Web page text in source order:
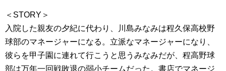
＜STORY＞
入院した親友の夕紀に代わり、川島みなみは程久保高校野
球部のマネージャーになる。立派なマネージャーになり、
彼らを甲子園に連れて行こうと思うみなみだが、程高野球
部は万年一回戦敗退の弱小チームだった。書店でマネージ